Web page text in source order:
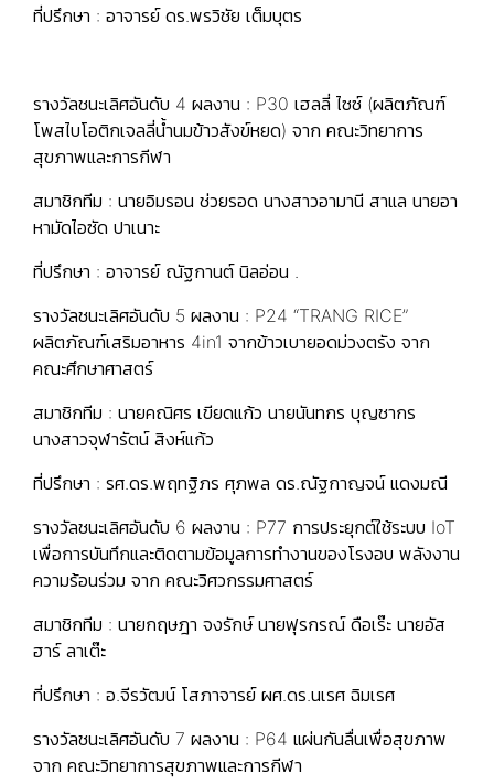
ที่ปรึกษา : อาจารย์ ดร.พรวิชัย เต็มบุตร
รางวัลชนะเลิศอันดับ 4 ผลงาน : P30 เฮลลี่ ไซซ์ (ผลิตภัณฑ์
โพสไบโอติกเจลลี่น้ำนมข้าวสังข์หยด) จาก คณะวิทยาการ
สุขภาพและการกีฬา
สมาชิกทีม : นายอิมรอน ช่วยรอด นางสาวอามานี สาแล นายอา
หามัดไอซัด ปาเนาะ
ที่ปรึกษา : อาจารย์ ณัฐกานต์ นิลอ่อน .
รางวัลชนะเลิศอันดับ 5 ผลงาน : P24 “TRANG RICE”
ผลิตภัณฑ์เสริมอาหาร 4in1 จากข้าวเบายอดม่วงตรัง จาก
คณะศึกษาศาสตร์
สมาชิกทีม : นายคณิศร เขียดแก้ว นายนันทกร บุญชากร
นางสาวจุฬารัตน์ สิงห์แก้ว
ที่ปรึกษา : รศ.ดร.พฤทฐิภร ศุภพล ดร.ณัฐกาญจน์ แดงมณี
รางวัลชนะเลิศอันดับ 6 ผลงาน : P77 การประยุกต์ใช้ระบบ IoT
เพื่อการบันทึกและติดตามข้อมูลการทำงานของโรงอบ พลังงาน
ความร้อนร่วม จาก คณะวิศวกรรมศาสตร์
สมาชิกทีม : นายกฤษฎา จงรักษ์ นายฟุรกรณ์ ดือเร๊ะ นายอัส
ฮาร์ ลาเต๊ะ
ที่ปรึกษา : อ.จีรวัฒน์ โสภาจารย์ ผศ.ดร.นเรศ ฉิมเรศ
รางวัลชนะเลิศอันดับ 7 ผลงาน : P64 แผ่นกันลื่นเพื่อสุขภาพ
จาก คณะวิทยาการสุขภาพและการกีฬา